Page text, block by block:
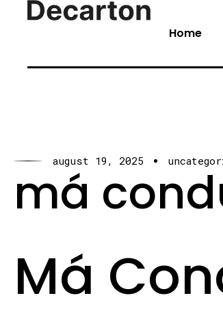
Home
august 19, 2025
má
Má